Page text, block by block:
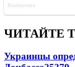
ЧИТАЙТЕ
Украинцы